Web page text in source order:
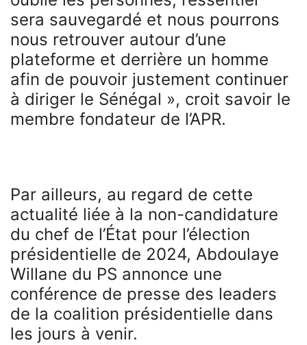
sera sauvegardé et nous pourrons
nous retrouver autour d’une
plateforme et derrière un homme
afin de pouvoir justement continuer
à diriger le Sénégal », croit savoir le
membre fondateur de l’APR.
Par ailleurs, au regard de cette
actualité liée à la non-candidature
du chef de l’État pour l’élection
présidentielle de 2024, Abdoulaye
Willane du PS annonce une
conférence de presse des leaders
de la coalition présidentielle dans
les jours à venir.